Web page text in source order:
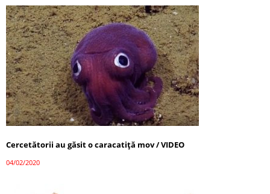
Cercetătorii au găsit o caracatiţă mov / VIDEO
04/02/2020